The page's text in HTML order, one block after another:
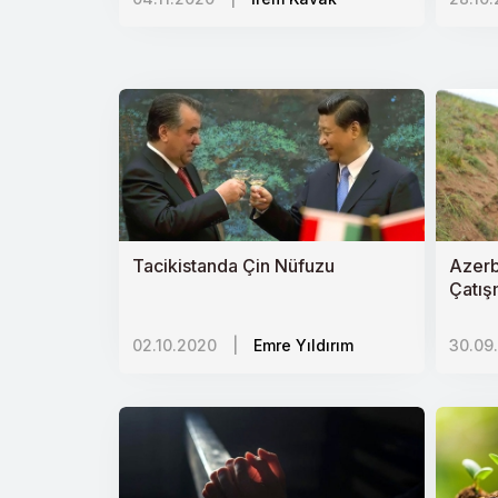
Bahar Kalkanı Harekâtı: Askerî,
Afrika-Avrupa Hattında Müze
İranda Sistem Krizi Tartışmaları
Keşmirde İhlaller Kaygı Uyandırıyor
Türkiyede Tarım Politikaları ve
Afrikada Yeni Yatırım Alanları:
Çok Denklemli Libya Sorunu ve
70 Yıldır Yok Sayılan İnsanlar:
Tacikistanda Çin Nüfuzu
02.10.2020 Emre Yıldırım